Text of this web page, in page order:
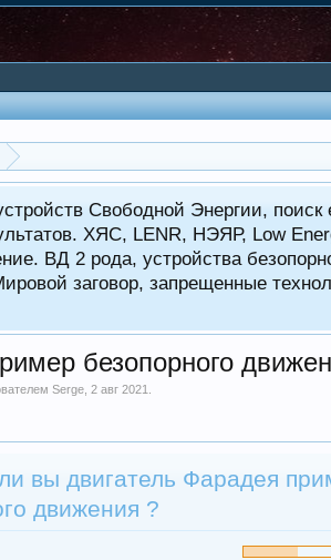
Свободной Энергии,
ХЯС, LENR, НЭЯР, Low
ВД 2 рода, устройства
заговор, запрещенные
безопорного
Serge 2 авг 2021
вы двигатель Фарадея
движения ?